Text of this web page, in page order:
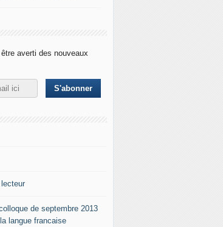
averti des nouveaux
de septembre 2013
langue francaise